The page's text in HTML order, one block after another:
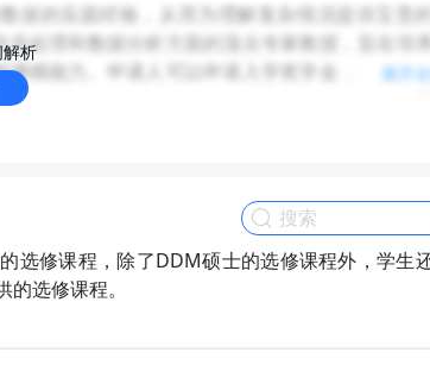
析
据的实践经验，从而为理解复杂情况提供宝贵的
处理和数据分析方面的顶尖专家教授，旨在培养
模能力。申请人可以申请入学奖学金，但需要
理和决定。
，有一个外国学生。学生背景方面，以海本和
大学、天津大学、哈尔滨工业大学、清华大学
展开
选修课程，除了DDM硕士的选修课程外，学生
选修课程。